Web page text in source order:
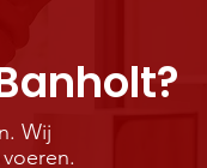
Wij